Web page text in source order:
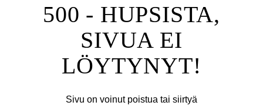
500 - HUPSISTA,
SIVUA EI
LÖYTYNYT!
Sivu on voinut poistua tai siirtyä